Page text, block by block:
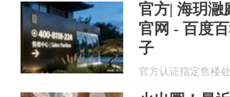
官方| 海玥瀜
官网 - 百度
子
官方认证指定售楼